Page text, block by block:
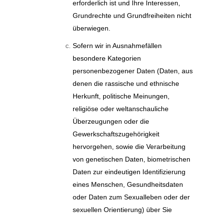
erforderlich ist und Ihre Interessen,
Grundrechte und Grundfreiheiten nicht
überwiegen.
Sofern wir in Ausnahmefällen
besondere Kategorien
personenbezogener Daten (Daten, aus
denen die rassische und ethnische
Herkunft, politische Meinungen,
religiöse oder weltanschauliche
Überzeugungen oder die
Gewerkschaftszugehörigkeit
hervorgehen, sowie die Verarbeitung
von genetischen Daten, biometrischen
Daten zur eindeutigen Identifizierung
eines Menschen, Gesundheitsdaten
oder Daten zum Sexualleben oder der
sexuellen Orientierung) über Sie